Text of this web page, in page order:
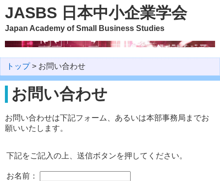
JASBS 日本中小企業学会
Japan Academy of Small Business Studies
トップ> お問い合わせ
お問い合わせ
お問い合わせは下記フォーム、あるいは本部事務局までお
願いいたします。
下記をご記入の上、送信ボタンを押してください。
お名前：